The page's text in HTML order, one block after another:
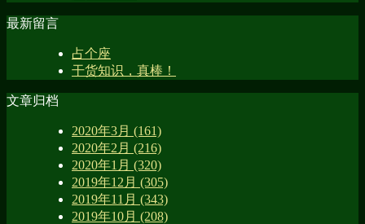
最新留言
占个座
干货知识，真棒！
文章归档
2020年3月 (161)
2020年2月 (216)
2020年1月 (320)
2019年12月 (305)
2019年11月 (343)
2019年10月 (208)